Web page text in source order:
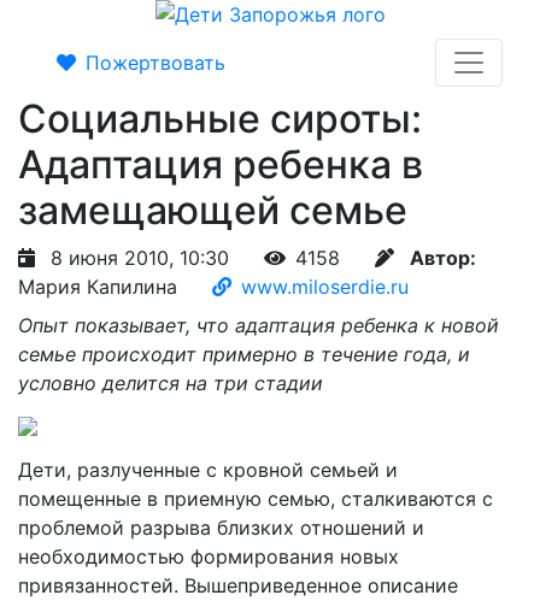
Пожертвовать
Социальные сироты:
Адаптация ребенка в
замещающей семье
8 июня 2010, 10:30 4158
Автор:
Мария Капилина
www.miloserdie.ru
Опыт показывает, что адаптация ребенка к новой
семье происходит примерно в течение года, и
условно делится на три стадии
Дети, разлученные с кровной семьей и
помещенные в приемную семью, сталкиваются с
проблемой разрыва близких отношений и
необходимостью формирования новых
привязанностей. Вышеприведенное описание